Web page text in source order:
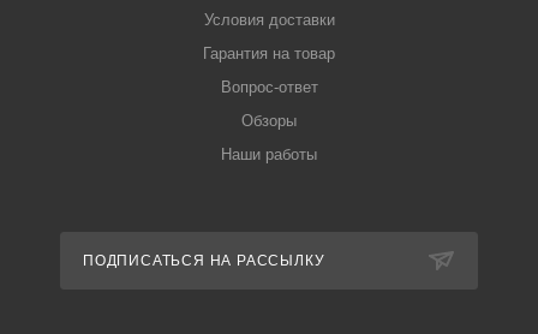
Условия доставки
Гарантия на товар
Вопрос-ответ
Обзоры
Наши работы
ПОДПИСАТЬСЯ НА РАССЫЛКУ